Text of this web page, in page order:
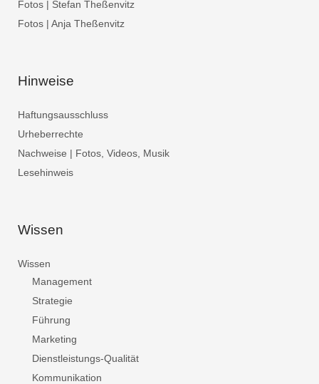
Fotos | Stefan Theßenvitz
Fotos | Anja Theßenvitz
Hinweise
Haftungsausschluss
Urheberrechte
Nachweise | Fotos, Videos, Musik
Lesehinweis
Wissen
Wissen
Management
Strategie
Führung
Marketing
Dienstleistungs-Qualität
Kommunikation